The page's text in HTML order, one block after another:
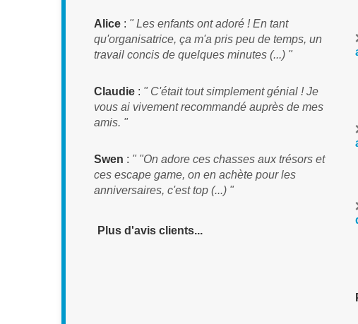
Alice : " Les enfants ont adoré ! En tant
qu'organisatrice, ça m'a pris peu de temps, un
travail concis de quelques minutes (...) "
Claudie : " C'était tout simplement génial ! Je
vous ai vivement recommandé auprès de mes
amis. "
Swen : " "On adore ces chasses aux trésors et
ces escape game, on en achète pour les
anniversaires, c'est top (...) "
Plus d'avis clients...